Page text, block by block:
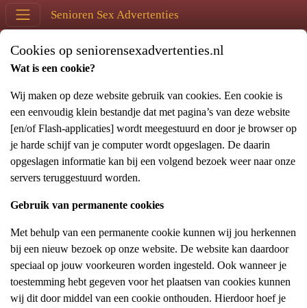
Senioren Sex Advertenties
Cookies op seniorensexadvertenties.nl
Wat is een cookie?
Wij maken op deze website gebruik van cookies. Een cookie is
een eenvoudig klein bestandje dat met pagina’s van deze website
[en/of Flash-applicaties] wordt meegestuurd en door je browser op
je harde schijf van je computer wordt opgeslagen. De daarin
opgeslagen informatie kan bij een volgend bezoek weer naar onze
servers teruggestuurd worden.
Gebruik van permanente cookies
Met behulp van een permanente cookie kunnen wij jou herkennen
bij een nieuw bezoek op onze website. De website kan daardoor
speciaal op jouw voorkeuren worden ingesteld. Ook wanneer je
toestemming hebt gegeven voor het plaatsen van cookies kunnen
wij dit door middel van een cookie onthouden. Hierdoor hoef je